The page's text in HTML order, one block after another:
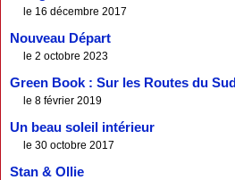
le 16 décembre 2017
Nouveau Départ
le 2 octobre 2023
Green Book : Sur les Routes du Sud
le 8 février 2019
Un beau soleil intérieur
le 30 octobre 2017
Stan & Ollie